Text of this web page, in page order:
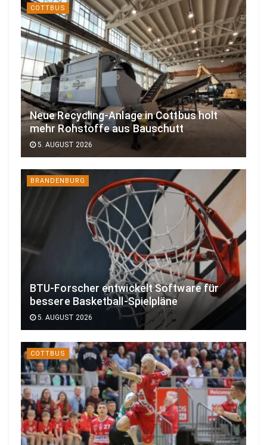
COTTBUS
Neue Recycling-Anlage in Cottbus holt
mehr Rohstoffe aus Bauschutt
5. AUGUST 2026
BRANDENBURG
BTU-Forscher entwickelt Software für
bessere Basketball-Spielpläne
5. AUGUST 2026
COTTBUS